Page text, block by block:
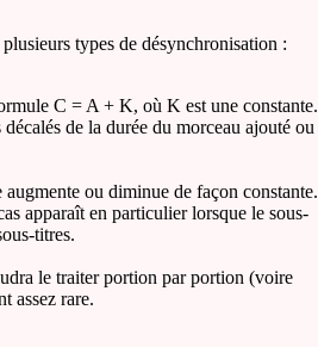
types de désynchronisation :
C = A + K, où K est une constante.
de la durée du morceau ajouté ou
ou diminue de façon constante.
apparaît en particulier lorsque le sous-
titres.
le traiter portion par portion (voire
assez rare.